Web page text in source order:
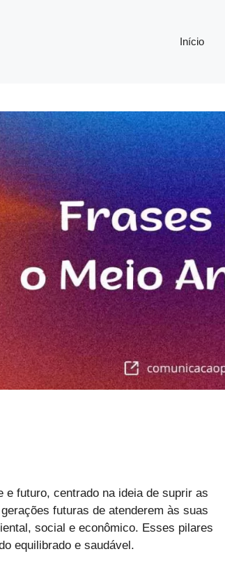
Início
e futuro, centrado na ideia de suprir as
futuras de atenderem às suas
social e econômico. Esses pilares
equilibrado e saudável.